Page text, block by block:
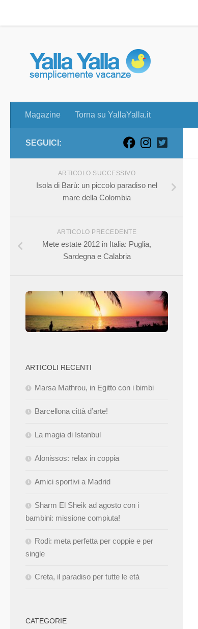
Magazine Torna su YallaYalla.it
SEGUICI:
ARTICOLO SUCCESSIVO
Isola di Barù: un piccolo paradiso nel
mare della Colombia
ARTICOLO PRECEDENTE
Mete estate 2012 in Italia: Puglia,
Sardegna e Calabria
ARTICOLI RECENTI
Marsa Mathrou, in Egitto con i bimbi
Barcellona città d’arte!
La magia di Istanbul
Alonissos: relax in coppia
Amici sportivi a Madrid
Sharm El Sheik ad agosto con i
bambini: missione compiuta!
Rodi: meta perfetta per coppie e per
single
Creta, il paradiso per tutte le età
CATEGORIE